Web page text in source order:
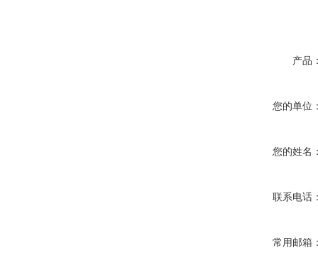
产品
您的单位
您的姓名
联系电话
常用邮箱